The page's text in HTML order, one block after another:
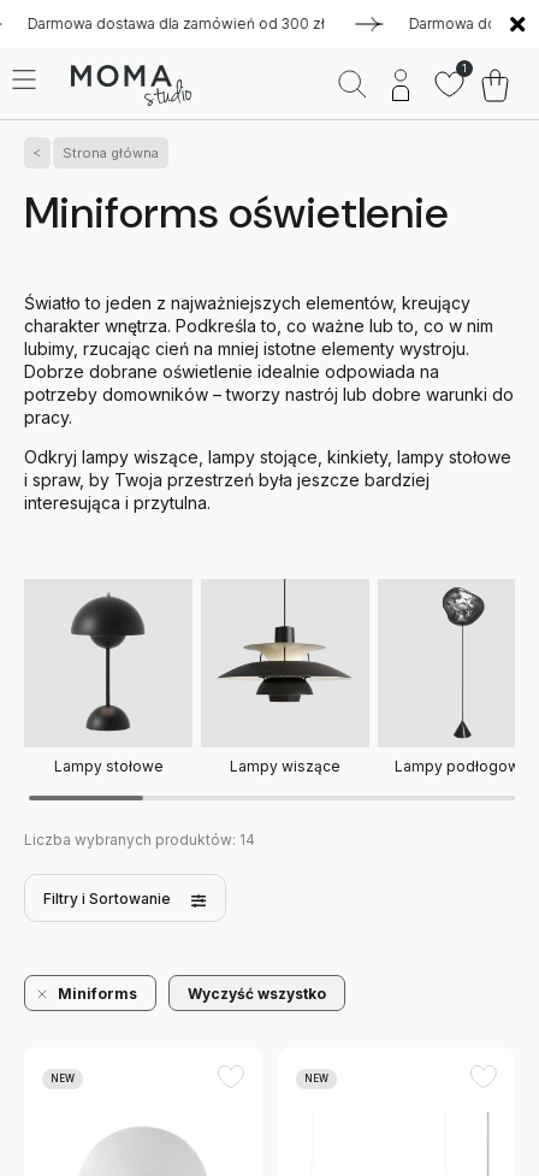
dostawa dla zamówień od 300 zł Darmowa dostawa dla
1
Strona główna
Miniforms oświetlenie
Światło to jeden z najważniejszych elementów, kreujący
charakter wnętrza. Podkreśla to, co ważne lub to, co w nim
lubimy, rzucając cień na mniej istotne elementy wystroju.
Dobrze dobrane oświetlenie idealnie odpowiada na
potrzeby domowników – tworzy nastrój lub dobre warunki do
pracy.
Odkryj lampy wiszące, lampy stojące, kinkiety, lampy stołowe
i spraw, by Twoja przestrzeń była jeszcze bardziej
interesująca i przytulna.
Lampy stołowe Lampy wiszące Lampy podłogowe
Liczba wybranych produktów: 14
Filtry i Sortowanie
Miniforms Wyczyść wszystko
NEW NEW